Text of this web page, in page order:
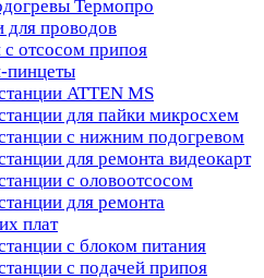
Термопро
для проводов
отсосом припоя
пинцеты
ATTEN MS
для пайки микросхем
с нижним подогревом
для ремонта видеокарт
с оловоотсосом
для ремонта
плат
с блоком питания
с подачей припоя